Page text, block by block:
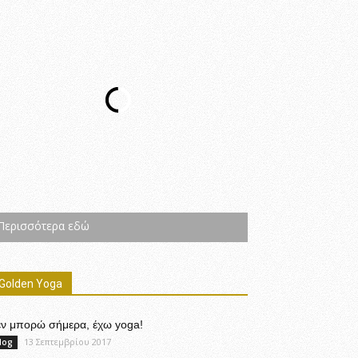
εδώ
Yoga
μπορώ σήμερα, έχω yoga!
13 Σεπτεμβρίου 2017